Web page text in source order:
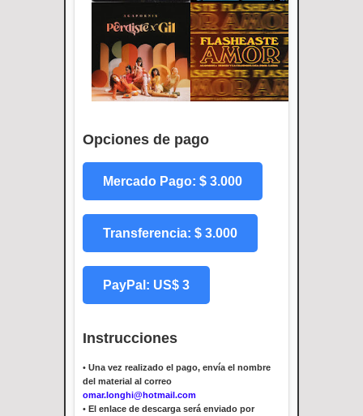
Opciones de pago
Mercado Pago: $ 3.000
Transferencia: $ 3.000
PayPal: US$ 3
Instrucciones
• Una vez realizado el pago, envía el nombre
del material al correo
omar.longhi@hotmail.com
• El enlace de descarga será enviado por